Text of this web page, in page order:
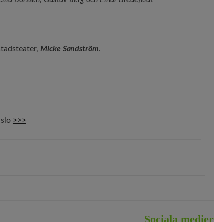
Micke Sandström.
>>>
Sociala medier